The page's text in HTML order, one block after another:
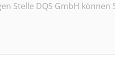
Stelle DQS GmbH können